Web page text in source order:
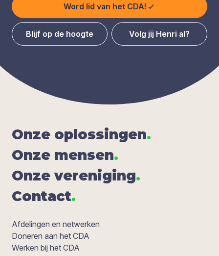
Word lid van het CDA!
Blijf op de hoogte Volg jij Henri al?
Onze oplos­sin­gen.
Onze men­sen.
Onze ver­e­ni­ging.
Con­tact.
Afdelingen en netwerken
Doneren aan het CDA
Werken bij het CDA